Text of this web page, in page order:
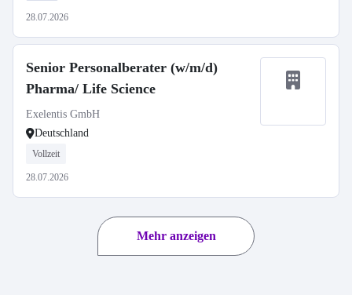
28.07.2026
Senior Personalberater (w/m/d)
Pharma/ Life Science
Exelentis GmbH
Deutschland
Vollzeit
28.07.2026
Mehr anzeigen